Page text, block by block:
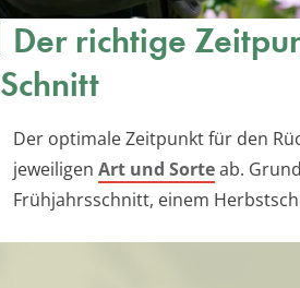
Der richtige
Schnitt
Der optimale Zeitpunkt für den
jeweiligen Art und Sorteab.
Frühjahrsschnitt, einem